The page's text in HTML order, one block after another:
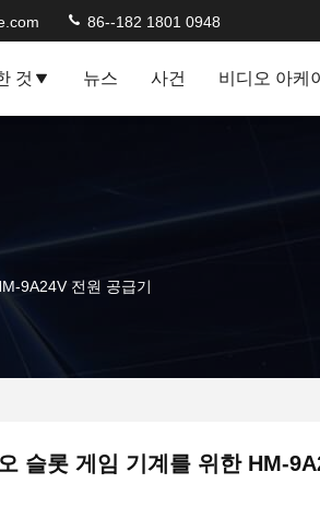
86--182 1801 0948
것 뉴스 사건 비디오 아케
9A24V 전원 공급기
슬롯 게임 기계를 위한 HM-